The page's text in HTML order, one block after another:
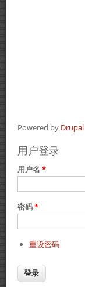
Powered by Drupal
用户登录
用户名 *
密码*
重设密码